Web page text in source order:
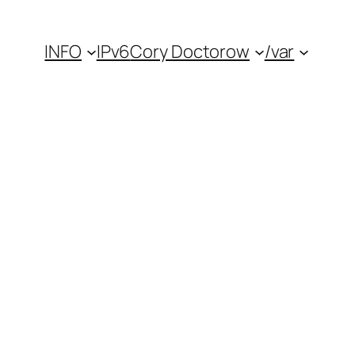
INFO IPv6Cory Doctorow /var